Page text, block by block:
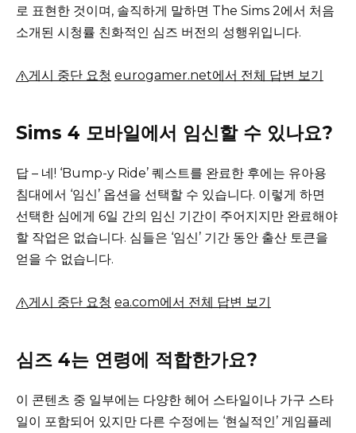
로 표현한 것이며, 솔직하게 말하면 The Sims 2에서 처음
소개된 시청률 친화적인 심즈 버전의 성행위입니다.
게시 중단 요청 eurogamer.net에서 전체 답변 보기
Sims 4 모바일에서 임신할 수 있나요?
답 – 네! ‘Bump-y Ride’ 퀘스트를 완료한 후에는 유아용
침대에서 ‘임신’ 옵션을 선택할 수 있습니다. 이렇게 하면
선택한 심에게 6일 간의 임신 기간이 주어지지만 완료해야
할 작업은 없습니다. 심들은 ‘임신’ 기간 동안 출산 토큰을
얻을 수 없습니다.
게시 중단 요청 ea.com에서 전체 답변 보기
심즈 4는 연령에 적합한가요?
이 콘텐츠 중 일부에는 다양한 헤어 스타일이나 가구 스타
일이 포함되어 있지만 다른 수정에는 ‘현실적인’ 게임플레